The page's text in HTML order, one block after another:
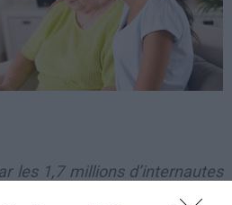
les 1,7 millions d’internautes